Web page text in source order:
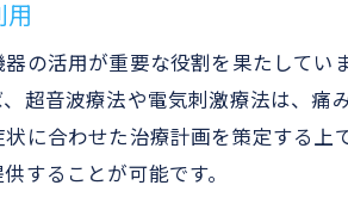
用
の活用が重要な役割を果たして
超音波療法や電気刺激療法は、痛
に合わせた治療計画を策定する上
することが可能です。